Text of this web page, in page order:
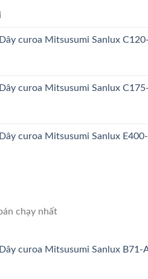
Dây curoa Mitsusumi Sanlux
Dây curoa Mitsusumi Sanlux
Dây curoa Mitsusumi Sanlux
chạy nhất
Dây curoa Mitsusumi Sanlux B71-